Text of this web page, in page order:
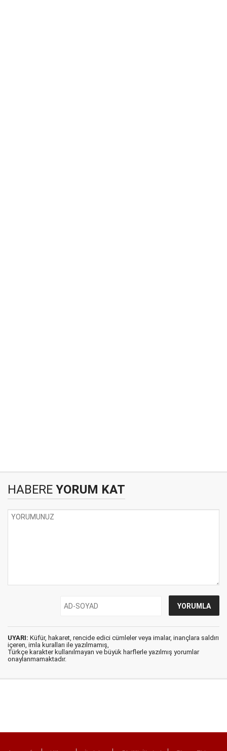
HABERE YORUM KAT
UYARI: Küfür, hakaret, rencide edici cümleler veya imalar, inançlara saldırı
içeren, imla kuralları ile yazılmamış,
Türkçe karakter kullanılmayan ve büyük harflerle yazılmış yorumlar
onaylanmamaktadır.